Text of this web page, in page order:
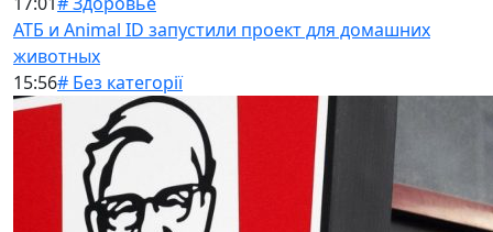
АТБ и Animal ID запустили проект для домашних
животных
15:56# Без категорії